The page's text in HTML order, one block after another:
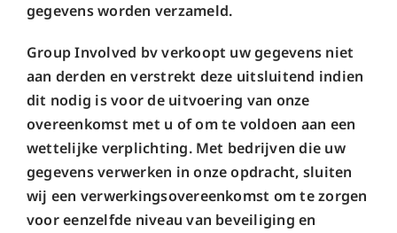
gegevens worden verzameld.
Group Involved bv verkoopt uw gegevens niet
aan derden en verstrekt deze uitsluitend indien
dit nodig is voor de uitvoering van onze
overeenkomst met u of om te voldoen aan een
wettelijke verplichting. Met bedrijven die uw
gegevens verwerken in onze opdracht, sluiten
wij een verwerkingsovereenkomst om te zorgen
voor eenzelfde niveau van beveiliging en